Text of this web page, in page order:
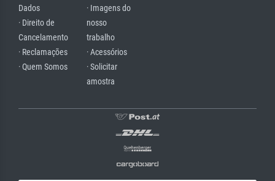
Dados
· Direito de
Cancelamento
· Reclamações
· Quem Somos
· Imagens do
nosso
trabalho
· Acessórios
· Solicitar
amostra